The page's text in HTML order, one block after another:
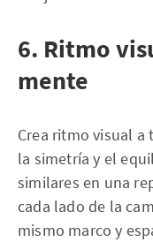
6. Ritmo
mente
Crea ritmo visual a
la simetría y el
similares en una
cada lado de la
mismo marco y